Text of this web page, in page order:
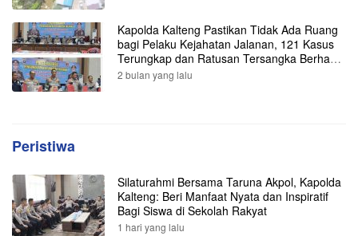
Kapolda Kalteng Pastikan Tidak Ada Ruang
bagi Pelaku Kejahatan Jalanan, 121 Kasus
Terungkap dan Ratusan Tersangka Berhasil
Dibekuk
2 bulan yang lalu
Peristiwa
Silaturahmi Bersama Taruna Akpol, Kapolda
Kalteng: Beri Manfaat Nyata dan Inspiratif
Bagi Siswa di Sekolah Rakyat
1 hari yang lalu